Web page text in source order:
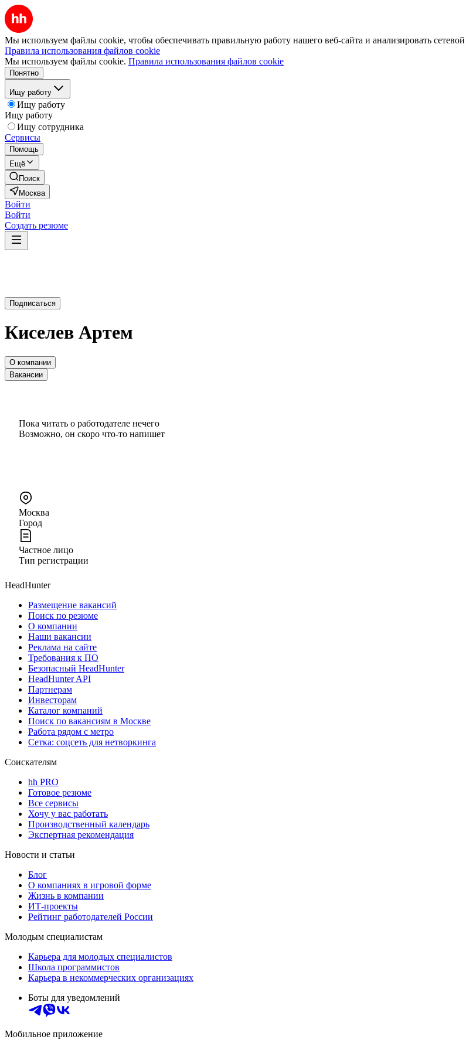
Мы используем файлы cookie, чтобы обеспечивать правильную работу нашего веб-сайта и анализировать
Правила использования файлов cookie
Мы используем файлы cookie. Правила использования файлов cookie
Понятно
Ищу работу
Ищу работу
Ищу работу
Ищу сотрудника
Сервисы
Помощь
Ещё
Поиск
Москва
Войти
Войти
Создать резюме
Подписаться
Киселев Артем
О компании
Вакансии
Пока читать о работодателе нечего
Возможно, он скоро что‑то напишет
Москва
Город
Частное лицо
Тип регистрации
HeadHunter
Размещение вакансий
Поиск по резюме
О компании
Наши вакансии
Реклама на сайте
Требования к ПО
Безопасный HeadHunter
HeadHunter API
Партнерам
Инвесторам
Каталог компаний
Поиск по вакансиям в Москве
Работа рядом с метро
Сетка: соцсеть для нетворкинга
Соискателям
hh PRO
Готовое резюме
Все сервисы
Хочу у вас работать
Производственный календарь
Экспертная рекомендация
Новости и статьи
Блог
О компаниях в игровой форме
Жизнь в компании
ИТ-проекты
Рейтинг работодателей России
Молодым специалистам
Карьера для молодых специалистов
Школа программистов
Карьера в некоммерческих организациях
Боты для уведомлений
Мобильное приложение